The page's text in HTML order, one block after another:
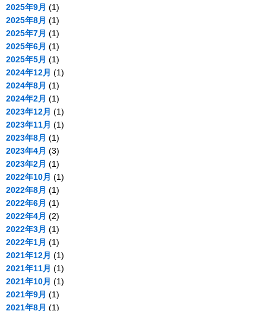
2025年9月 (1)
2025年8月 (1)
2025年7月 (1)
2025年6月 (1)
2025年5月 (1)
2024年12月 (1)
2024年8月 (1)
2024年2月 (1)
2023年12月 (1)
2023年11月 (1)
2023年8月 (1)
2023年4月 (3)
2023年2月 (1)
2022年10月 (1)
2022年8月 (1)
2022年6月 (1)
2022年4月 (2)
2022年3月 (1)
2022年1月 (1)
2021年12月 (1)
2021年11月 (1)
2021年10月 (1)
2021年9月 (1)
2021年8月 (1)